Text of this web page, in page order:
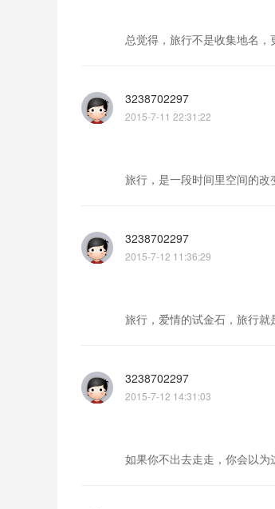
总觉得，旅行不是收集地名，
3238702297
2015-7-11 22:31:22
旅行，是一段时间里空间的改
3238702297
2015-7-12 11:36:29
旅行，爱情的试金石，旅行就
3238702297
2015-7-12 14:31:03
如果你不出去走走，你会以为